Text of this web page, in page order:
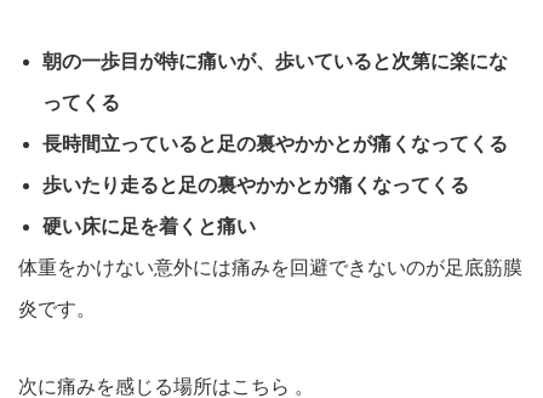
朝の一歩目が特に痛いが、 歩いていると次第に楽にな
ってくる
長時間立っていると足の裏やかかとが痛くなってくる
歩いたり走ると足の裏やかかとが痛くなってくる
硬い床に足を着くと痛い
体重をかけない意外には痛みを回避できないのが足底筋膜
炎です。
次に痛みを感じる場所はこちら 。